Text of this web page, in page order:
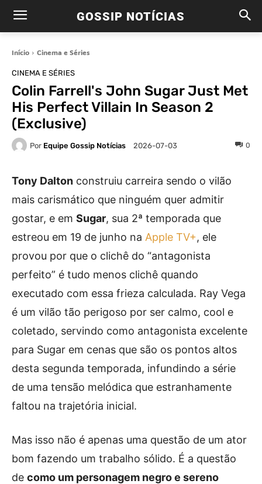
GOSSIP NOTÍCIAS
Início Cinema e Séries
CINEMA E SÉRIES
Colin Farrell's John Sugar Just Met
His Perfect Villain In Season 2
(Exclusive)
Por Equipe Gossip Notícias 2026-07-03 0
Tony Dalton construiu carreira sendo o vilão
mais carismático que ninguém quer admitir
gostar, e em Sugar, sua 2ª temporada que
estreou em 19 de junho na Apple TV+, ele
provou por que o clichê do “antagonista
perfeito” é tudo menos clichê quando
executado com essa frieza calculada. Ray Vega
é um vilão tão perigoso por ser calmo, cool e
coletado, servindo como antagonista excelente
para Sugar em cenas que são os pontos altos
desta segunda temporada, infundindo a série
de uma tensão melódica que estranhamente
faltou na trajetória inicial.
Mas isso não é apenas uma questão de um ator
bom fazendo um trabalho sólido. É a questão
de como um personagem negro e sereno